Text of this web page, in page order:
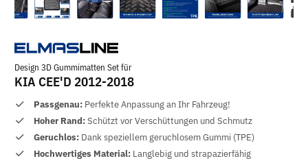
Design 3D Gummimatten Set für
KIA CEE'D 2012-2018
Passgenau: Perfekte Anpassung an Ihr Fahrzeug!
Hoher Rand:Schützt vor Verschüttungen und Schmutz
Geruchlos: Dank speziellem geruchlosem Gummi (TPE)
Hochwertiges Material: Langlebig und strapazierfähig